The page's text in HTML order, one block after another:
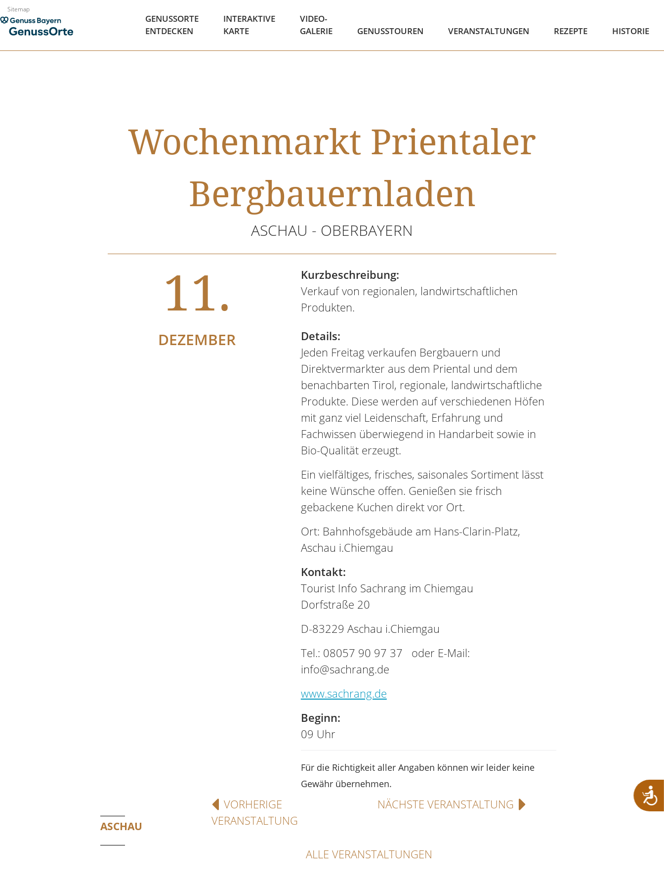
Zum
Inhalt
springen
Sitemap
GENUSSORTE
ENTDECKEN
INTERAKTIVE
KARTE
VIDEO-
GALERIE
GENUSSTOUREN VERANSTALTUNGEN REZEPTE HISTORIE
Wochenmarkt Prientaler
Bergbauernladen
ASCHAU - OBERBAYERN
11.
DEZEMBER
Kurzbeschreibung:
Verkauf von regionalen, landwirtschaftlichen
Produkten.
Details:
Jeden Freitag verkaufen Bergbauern und
Direktvermarkter aus dem Priental und dem
benachbarten Tirol, regionale, landwirtschaftliche
Produkte. Diese werden auf verschiedenen Höfen
mit ganz viel Leidenschaft, Erfahrung und
Fachwissen überwiegend in Handarbeit sowie in
Bio-Qualität erzeugt.
Ein vielfältiges, frisches, saisonales Sortiment lässt
keine Wünsche offen. Genießen sie frisch
gebackene Kuchen direkt vor Ort.
Ort: Bahnhofsgebäude am Hans-Clarin-Platz,
Aschau i.Chiemgau
Kontakt:
Tourist Info Sachrang im Chiemgau
Dorfstraße 20
D-83229 Aschau i.Chiemgau
Tel.: 08057 90 97 37 oder E-Mail:
info@sachrang.de
www.sachrang.de
Beginn:
09 Uhr
Für die Richtigkeit aller Angaben können wir leider keine
Gewähr übernehmen.
ASCHAU
VORHERIGE
VERANSTALTUNG
NÄCHSTE VERANSTALTUNG
ALLE VERANSTALTUNGEN